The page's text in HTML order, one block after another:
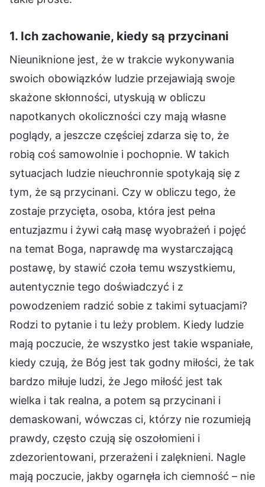
1. Ich zachowanie, kiedy są przycinani
Nieuniknione jest, że w trakcie wykonywania
swoich obowiązków ludzie przejawiają swoje
skażone skłonności, utyskują w obliczu
napotkanych okoliczności czy mają własne
poglądy, a jeszcze częściej zdarza się to, że
robią coś samowolnie i pochopnie. W takich
sytuacjach ludzie nieuchronnie spotykają się z
tym, że są przycinani. Czy w obliczu tego, że
zostaje przycięta, osoba, która jest pełna
entuzjazmu i żywi całą masę wyobrażeń i pojęć
na temat Boga, naprawdę ma wystarczającą
postawę, by stawić czoła temu wszystkiemu,
autentycznie tego doświadczyć i z
powodzeniem radzić sobie z takimi sytuacjami?
Rodzi to pytanie i tu leży problem. Kiedy ludzie
mają poczucie, że wszystko jest takie wspaniałe,
kiedy czują, że Bóg jest tak godny miłości, że tak
bardzo miłuje ludzi, że Jego miłość jest tak
wielka i tak realna, a potem są przycinani i
demaskowani, wówczas ci, którzy nie rozumieją
prawdy, często czują się oszołomieni i
zdezorientowani, przerażeni i zalęknieni. Nagle
mają poczucie, jakby ogarnęła ich ciemność – nie